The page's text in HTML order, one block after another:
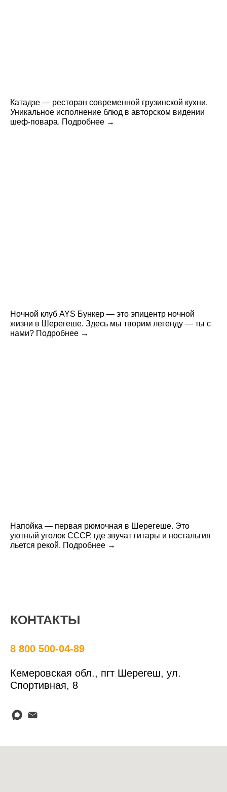
Катадзе — ресторан современной грузинской кухни.
Уникальное исполнение блюд в авторском видении
шеф-повара. Подробнее →
Ночной клуб AYS Бункер — это эпицентр ночной
жизни в Шерегеше. Здесь мы творим легенду — ты с
нами? Подробнее →
Напойка — первая рюмочная в Шерегеше. Это
уютный уголок СССР, где звучат гитары и ностальгия
льется рекой. Подробнее →
КОНТАКТЫ
8 800 500-04-89
Кемеровская обл., пгт Шерегеш, ул.
Спортивная, 8